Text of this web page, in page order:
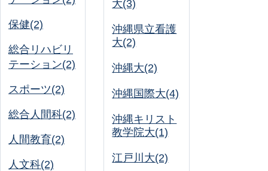
保健(2)
総合リハビリ
テーション(2)
スポーツ(2)
総合人間科(2)
人間教育(2)
人文科(2)
大(3)
沖縄県立看護
大(2)
沖縄大(2)
沖縄国際大(4)
沖縄キリスト
教学院大(1)
江戸川大(2)